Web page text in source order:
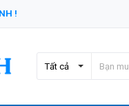
!
Tất cả